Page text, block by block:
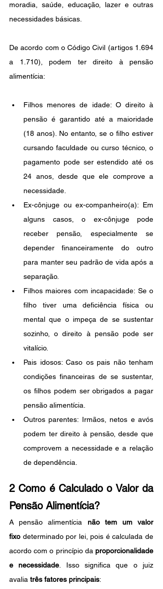
moradia, saúde, educação, lazer e outras
necessidades básicas.
De acordo com o Código Civil (artigos 1.694
a 1.710), podem ter direito à pensão
alimentícia:
Filhos menores de idade: O direito à
pensão é garantido até a maioridade
(18 anos). No entanto, se o filho estiver
cursando faculdade ou curso técnico, o
pagamento pode ser estendido até os
24 anos, desde que ele comprove a
necessidade.
Ex-cônjuge ou ex-companheiro(a): Em
alguns casos, o ex-cônjuge pode
receber pensão, especialmente se
depender financeiramente do outro
para manter seu padrão de vida após a
separação.
Filhos maiores com incapacidade: Se o
filho tiver uma deficiência física ou
mental que o impeça de se sustentar
sozinho, o direito à pensão pode ser
vitalício.
Pais idosos: Caso os pais não tenham
condições financeiras de se sustentar,
os filhos podem ser obrigados a pagar
pensão alimentícia.
Outros parentes: Irmãos, netos e avós
podem ter direito à pensão, desde que
comprovem a necessidade e a relação
de dependência.
2 Como é Calculado o Valor da
Pensão Alimentícia?
A pensão alimentícia não tem um valor
fixo determinado por lei, pois é calculada de
acordo com o princípio da proporcionalidade
e necessidade . Isso significa que o juiz
avalia três fatores principais: